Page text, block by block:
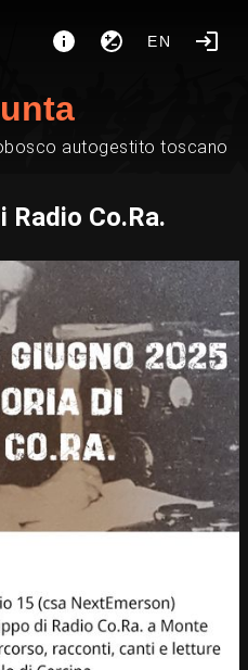
EN
autogestito toscano
Radio Co.Ra.